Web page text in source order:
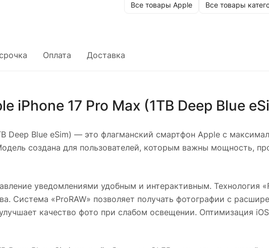
Все товары Apple Все товары
Оплата Доставка
iPhone 17 Pro Max (1TB Deep Blue
Deep Blue eSim) — это флагманский смартфон Apple с
создана для пользователей, которым важны мощность,
уведомлениями удобным и интерактивным. Технология
Система «ProRAW» позволяет получать фотографии с
качество фото при слабом освещении. Оптимизация